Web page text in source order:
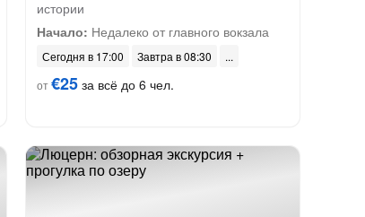
истории
Начало: Недалеко от главного вокзала
Сегодня в 17:00
Завтра в 08:30
от€25 за всё до 6 чел.